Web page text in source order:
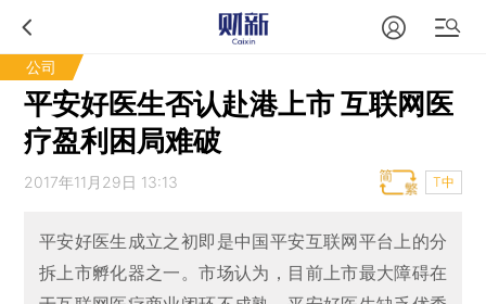
公司
平安好医生否认赴港上市 互联网医
疗盈利困局难破
2017年11月29日 13:13 T中
平安好医生成立之初即是中国平安互联网平台上的分
拆上市孵化器之一。市场认为，目前上市最大障碍在